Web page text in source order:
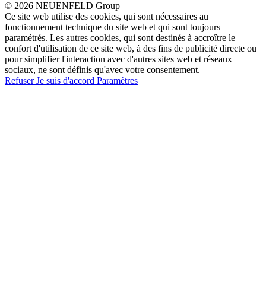
© 2026 NEUENFELD Group
Ce site web utilise des cookies, qui sont nécessaires au
fonctionnement technique du site web et qui sont toujours
paramétrés. Les autres cookies, qui sont destinés à accroître le
confort d'utilisation de ce site web, à des fins de publicité directe ou
pour simplifier l'interaction avec d'autres sites web et réseaux
sociaux, ne sont définis qu'avec votre consentement.
RefuserJe suis d'accord Paramètres